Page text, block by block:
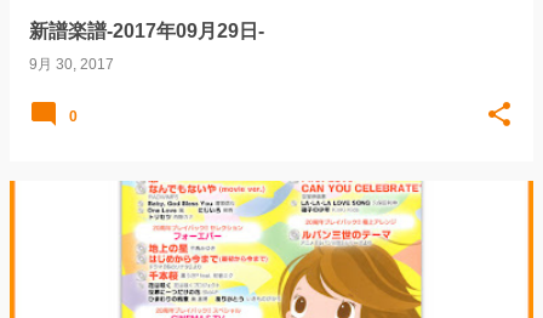
新譜楽譜-2017年09月29日-
9月 30, 2017
0